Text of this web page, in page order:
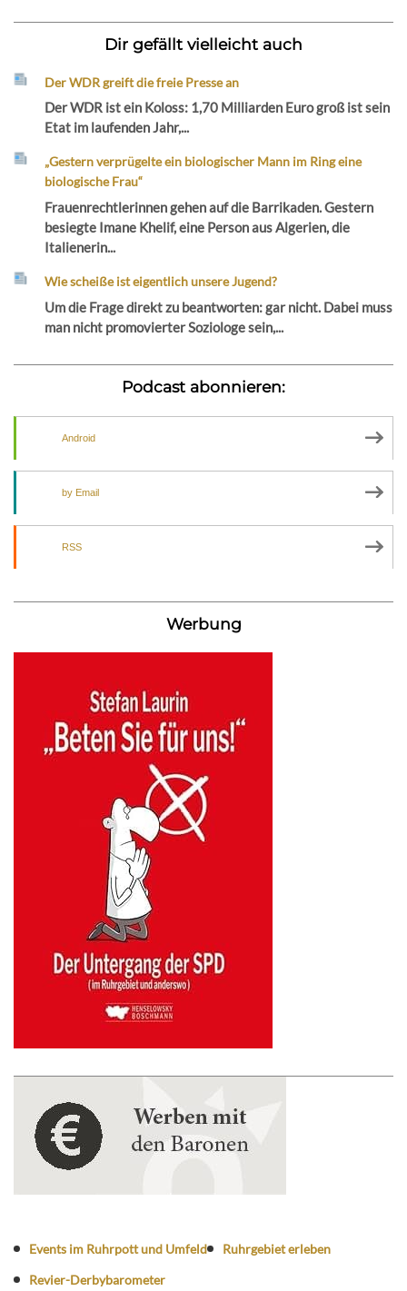
Dir gefällt vielleicht auch
Der WDR greift die freie Presse an
Der WDR ist ein Koloss: 1,70 Milliarden Euro groß ist sein
Etat im laufenden Jahr,...
„Gestern verprügelte ein biologischer Mann im Ring eine
biologische Frau“
Frauenrechtlerinnen gehen auf die Barrikaden. Gestern
besiegte Imane Khelif, eine Person aus Algerien, die
Italienerin...
Wie scheiße ist eigentlich unsere Jugend?
Um die Frage direkt zu beantworten: gar nicht. Dabei muss
man nicht promovierter Soziologe sein,...
Podcast abonnieren:
Android
by Email
RSS
Werbung
Events im Ruhrpott und Umfeld
Ruhrgebiet erleben
Revier-Derbybarometer